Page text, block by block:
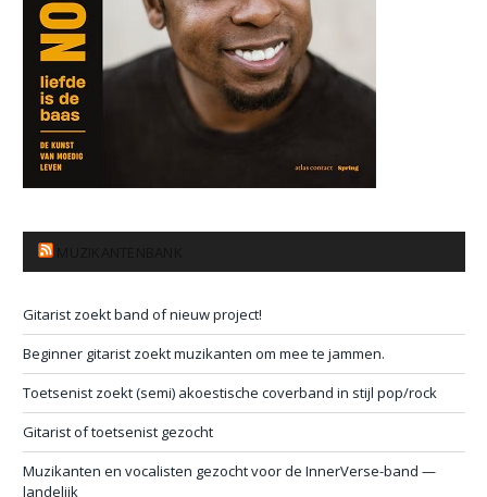
Gitarist zoekt band of nieuw project!
Beginner gitarist zoekt muzikanten om mee te jammen.
Toetsenist zoekt (semi) akoestische coverband in stijl pop/rock
Gitarist of toetsenist gezocht
Muzikanten en vocalisten gezocht voor de InnerVerse-band —
landelijk